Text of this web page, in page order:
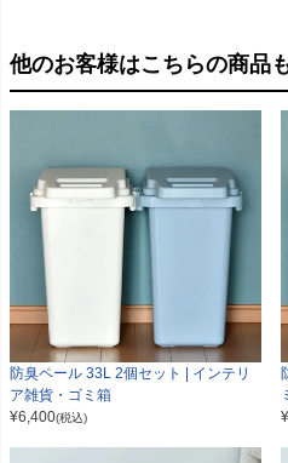
他のお客様はこちらの商品
防臭ペール 33L 2個セット | インテリ
ア雑貨・ゴミ箱
¥6,400(税込)
¥